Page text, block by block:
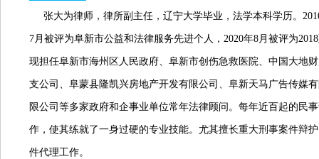
张大为律师，律所副主任，辽宁大学毕业，法学本科学历。
7月被评为阜新市公益和法律服务先进个人，2020年8月被评为
现担任阜新市海州区人民政府、阜新市创伤急救医院、中国大地
支公司、阜蒙县隆凯兴房地产开发有限公司、阜新天马广告传媒
限公司等多家政府和企事业单位常年法律顾问。每年近百起的民
作，使其练就了一身过硬的专业技能。尤其擅长重大刑事案件辩
件代理工作。